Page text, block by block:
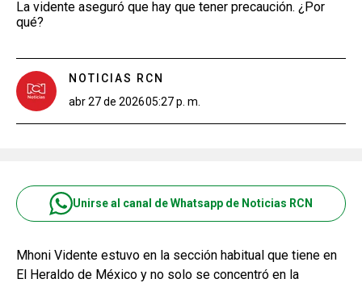
La vidente aseguró que hay que tener precaución. ¿Por
qué?
NOTICIAS RCN
abr 27 de 202605:27 p. m.
Unirse al canal de Whatsapp de Noticias RCN
Mhoni Vidente estuvo en la sección habitual que tiene en
El Heraldo de México y no solo se concentró en la